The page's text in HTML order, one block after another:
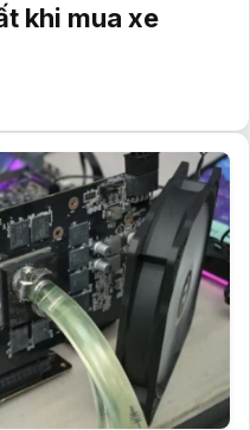
khi mua xe